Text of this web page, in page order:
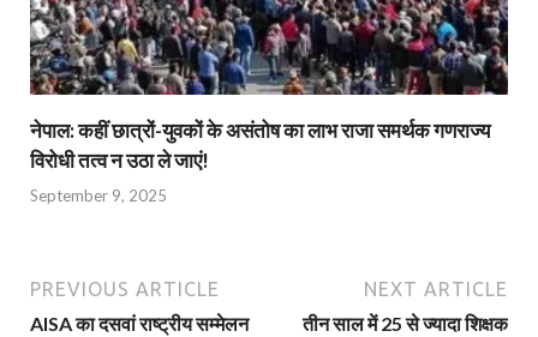
नेपाल: कहीं छात्रों-युवकों के असंतोष का लाभ राजा समर्थक गणराज्य
विरोधी तत्व न उठा ले जाएं!
September 9, 2025
PREVIOUS ARTICLE
AISA का दसवां राष्ट्रीय सम्मेलन
NEXT ARTICLE
तीन साल में 25 से ज्‍यादा शिक्षक